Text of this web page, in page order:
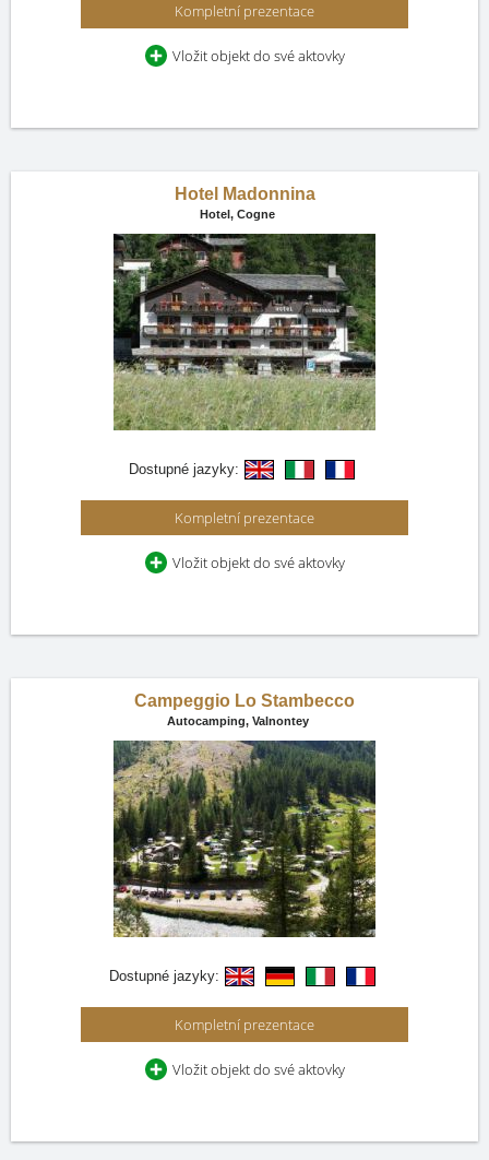
Kompletní prezentace
Vložit objekt do své aktovky
Hotel Madonnina
Hotel, Cogne
Dostupné jazyky:
Kompletní prezentace
Vložit objekt do své aktovky
Campeggio Lo Stambecco
Autocamping, Valnontey
Dostupné jazyky:
Kompletní prezentace
Vložit objekt do své aktovky